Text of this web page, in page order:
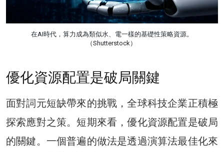
在AI時代，算力成為類似水、電一樣的基礎性策略資源。
（Shutterstock）
優化資源配置是破局關鍵
面對詞元短缺帶來的挑戰，全球科技企業正積極
探索應對之策。短期來看，優化資源配置是破局
的關鍵。一個普遍的做法是透過演算法最佳化來